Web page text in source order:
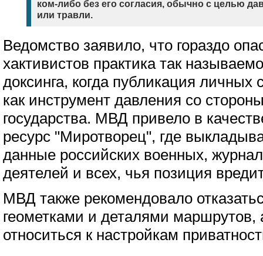
ком-либо без его согласия, обычно с целью
или травли.
Ведомство заявило, что гораздо
хактивистов практика так
доксинга, когда публикация личных
как инструмент давления со
государства. МВД привело в
ресурс "Миротворец", где
данные российских военных,
деятелей и всех, чья позиция
МВД также рекомендовало
геометками и деталями маршрутов,
относиться к настройкам